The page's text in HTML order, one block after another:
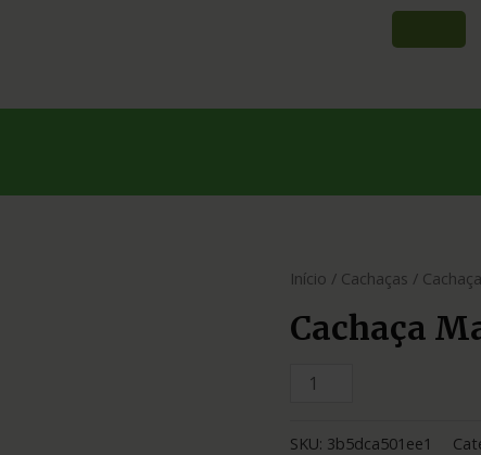
Início / Cachaças /
Cachaça
SKU: 3b5dca501ee1